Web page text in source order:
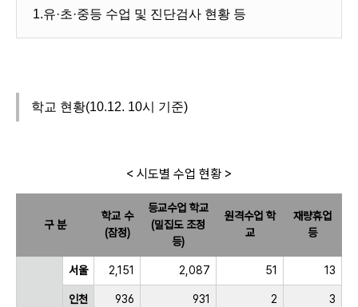
1.유·초·중등 수업 및 진단검사 현황 등
학교 현황(10.12. 10시 기준)
< 시도별 수업 현황 >
구 분
학교 수
(잠정)
등교수업 학교
(밀집도 조정
등)
원격수업 학
교
재량휴업
등
서울 2,151 2,087 51 13
인천 936 931 2 3